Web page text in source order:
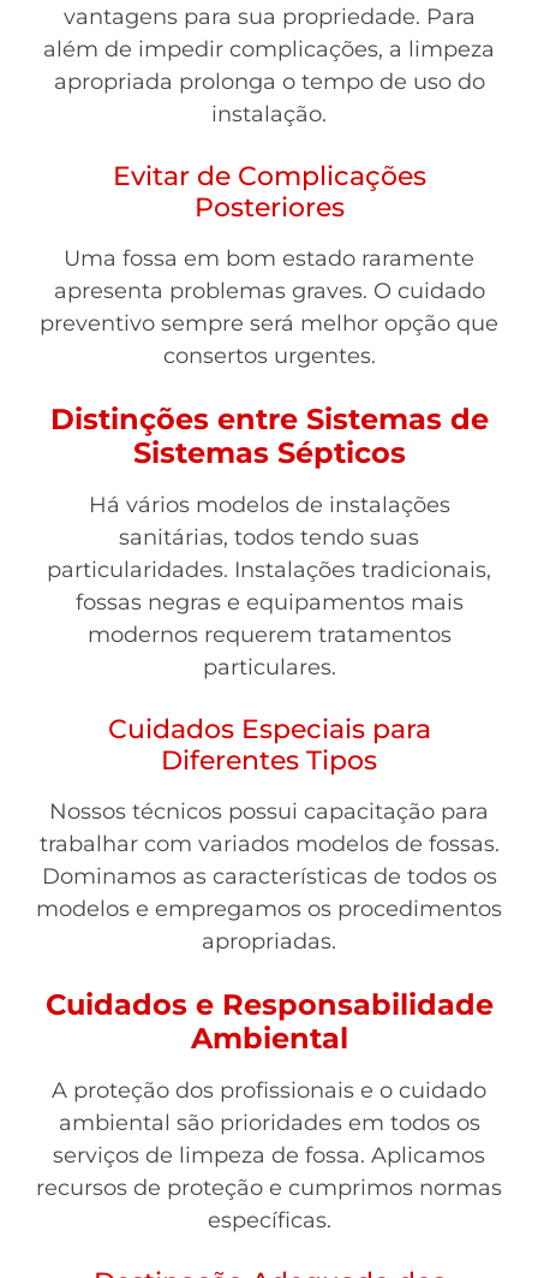
vantagens para sua propriedade. Para
além de impedir complicações, a limpeza
apropriada prolonga o tempo de uso do
instalação.
Evitar de Complicações
Posteriores
Uma fossa em bom estado raramente
apresenta problemas graves. O cuidado
preventivo sempre será melhor opção que
consertos urgentes.
Distinções entre Sistemas de
Sistemas Sépticos
Há vários modelos de instalações
sanitárias, todos tendo suas
particularidades. Instalações tradicionais,
fossas negras e equipamentos mais
modernos requerem tratamentos
particulares.
Cuidados Especiais para
Diferentes Tipos
Nossos técnicos possui capacitação para
trabalhar com variados modelos de fossas.
Dominamos as características de todos os
modelos e empregamos os procedimentos
apropriadas.
Cuidados e Responsabilidade
Ambiental
A proteção dos profissionais e o cuidado
ambiental são prioridades em todos os
serviços de limpeza de fossa. Aplicamos
recursos de proteção e cumprimos normas
específicas.